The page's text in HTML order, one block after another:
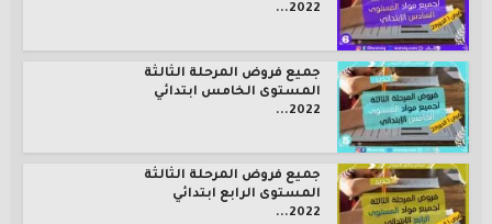
2022...
جميع فروض المرحلة الثالثة
المستوى الخامس ابتدائي
2022...
جميع فروض المرحلة الثالثة
المستوى الرابع ابتدائي
2022...